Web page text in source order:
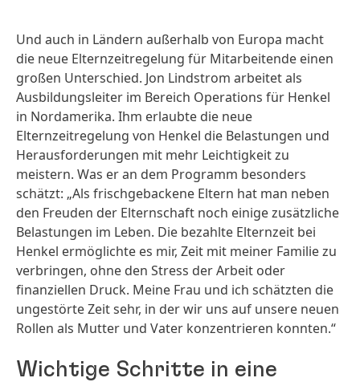
Und auch in Ländern außerhalb von Europa macht
die neue Elternzeitregelung für Mitarbeitende einen
großen Unterschied. Jon Lindstrom arbeitet als
Ausbildungsleiter im Bereich Operations für Henkel
in Nordamerika. Ihm erlaubte die neue
Elternzeitregelung von Henkel die Belastungen und
Herausforderungen mit mehr Leichtigkeit zu
meistern. Was er an dem Programm besonders
schätzt: „Als frischgebackene Eltern hat man neben
den Freuden der Elternschaft noch einige zusätzliche
Belastungen im Leben. Die bezahlte Elternzeit bei
Henkel ermöglichte es mir, Zeit mit meiner Familie zu
verbringen, ohne den Stress der Arbeit oder
finanziellen Druck. Meine Frau und ich schätzten die
ungestörte Zeit sehr, in der wir uns auf unsere neuen
Rollen als Mutter und Vater konzentrieren konnten.“
Wichtige Schritte in eine